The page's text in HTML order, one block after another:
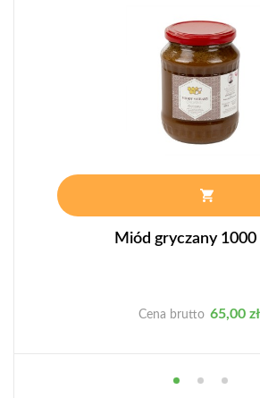
Miód gryczany 1000
Cena brutto Cena
65,00 zł